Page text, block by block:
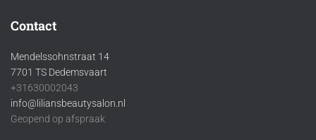
Contact
Mendelssohnstraat 14
7701 TS Dedemsvaart
+31630002043
info@liliansbeautysalon.nl
Geopend op afspraak